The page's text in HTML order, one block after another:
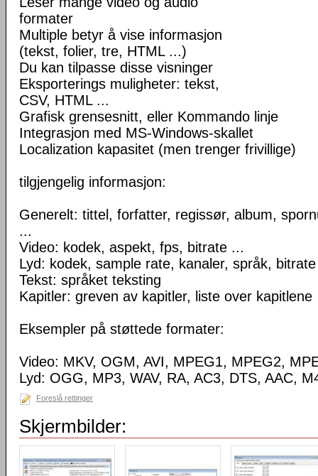
formater
Multiple betyr å vise informasjon
(tekst, folier, tre, HTML ...)
Du kan tilpasse disse visninger
Eksporterings muligheter: tekst,
CSV, HTML ...
Grafisk grensesnitt, eller Kommando linje
Integrasjon med MS-Windows-skallet
Localization kapasitet (men trenger frivillige)
tilgjengelig informasjon:
Generelt: tittel, forfatter, regissør, album,
...
Video: kodek, aspekt, fps, bitrate ...
Lyd: kodek, sample rate, kanaler, språk,
Tekst: språket teksting
Kapitler: greven av kapitler, liste over kapitlene
Eksempler på støttede formater:
Video: MKV, OGM, AVI, MPEG1, MPEG2,
Lyd: OGG, MP3, WAV, RA, AC3, DTS, AAC,
Foreslå rettinger
Skjermbilder: